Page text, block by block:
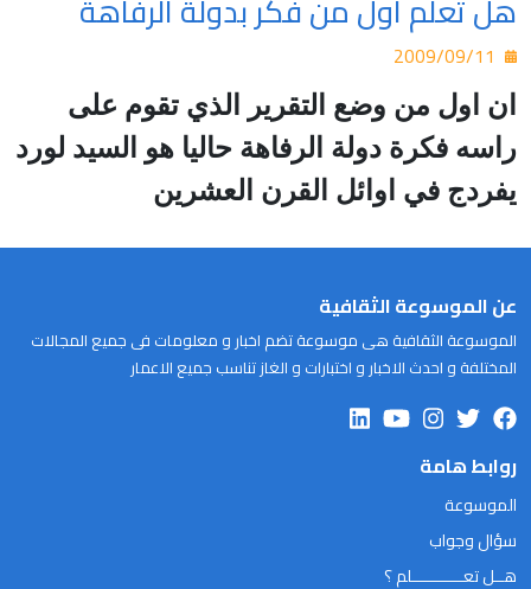
هل تعلم اول من فكر بدولة الرفاهة
ان اول من وضع التقرير الذي تقوم على
راسه فكرة دولة الرفاهة حاليا هو السيد لورد
يفردج في اوائل القرن العشرين
عن الموسوعة الثقافية
الموسوعة الثقافية هى موسوعة تضم اخبار و معلومات فى جميع المجالات
المختلفة و احدث الاخبار و اختبارات و الغاز تناسب جميع الاعمار
روابط هامة
الموسوعة
سؤال وجواب
هــل تعـــــــــــلم ؟